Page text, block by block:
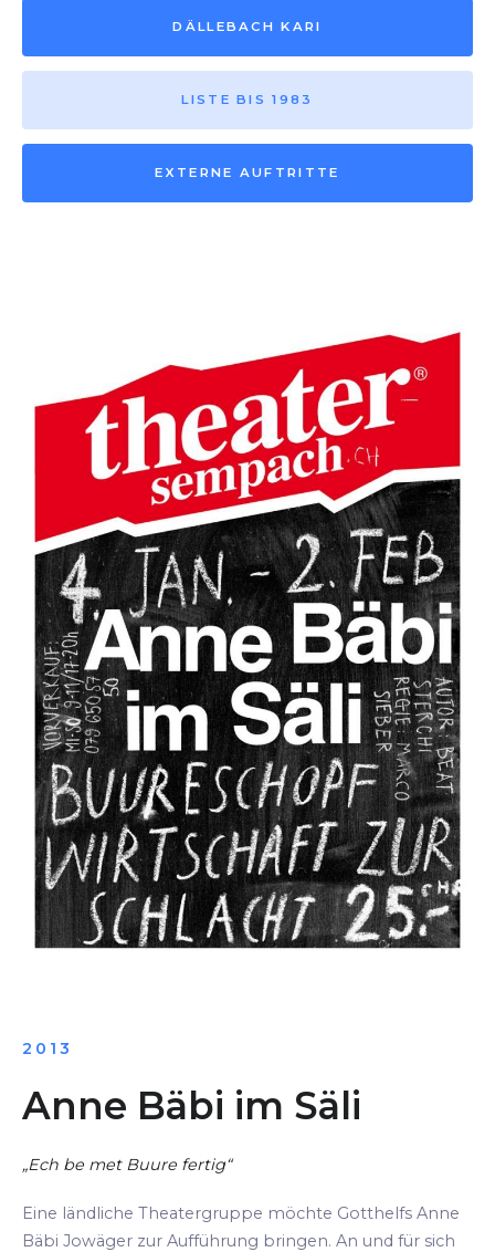
DÄLLEBACH KARI
LISTE BIS 1983
EXTERNE AUFTRITTE
2013
Anne Bäbi im Säli
„Ech be met Buure fertig“
Eine ländliche Theatergruppe möchte Gotthelfs Anne
Bäbi Jowäger zur Aufführung bringen. An und für sich